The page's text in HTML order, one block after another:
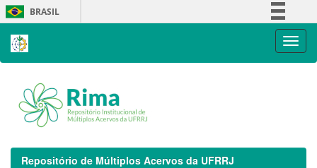
Skip
navigation
BRASIL
Repositório de Múltiplos Acervos da UFRRJ